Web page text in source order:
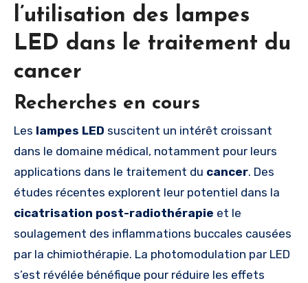
l’utilisation des lampes
LED dans le traitement du
cancer
Recherches en cours
Les lampes LED suscitent un intérêt croissant
dans le domaine médical, notamment pour leurs
applications dans le traitement du cancer. Des
études récentes explorent leur potentiel dans la
cicatrisation post-radiothérapie et le
soulagement des inflammations buccales causées
par la chimiothérapie. La photomodulation par LED
s’est révélée bénéfique pour réduire les effets